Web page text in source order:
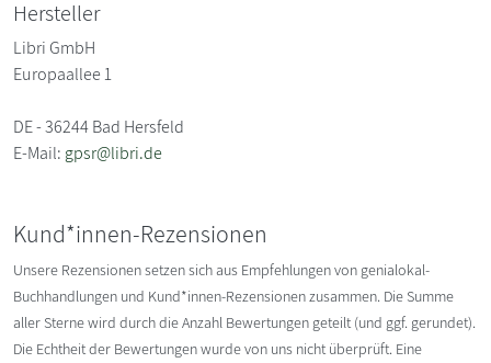
Hersteller
Libri GmbH
Europaallee 1
DE - 36244 Bad Hersfeld
E-Mail: gpsr@libri.de
Kund*innen-Rezensionen
Unsere Rezensionen setzen sich aus Empfehlungen von genialokal-
Buchhandlungen und Kund*innen-Rezensionen zusammen. Die Summe
aller Sterne wird durch die Anzahl Bewertungen geteilt (und ggf. gerundet).
Die Echtheit der Bewertungen wurde von uns nicht überprüft. Eine